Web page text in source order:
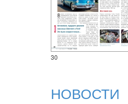
30
НОВОСТИ